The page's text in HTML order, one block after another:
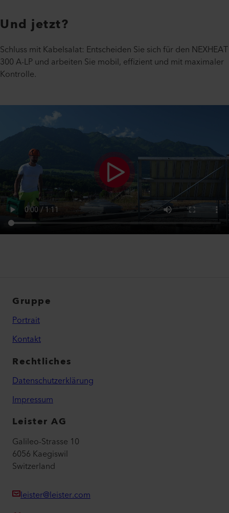
Und jetzt?
Schluss mit Kabelsalat: Entscheiden Sie sich für den NEXHEAT
300 A-LP und arbeiten Sie mobil, effizient und mit maximaler
Kontrolle.
Gruppe
Portrait
Kontakt
Rechtliches
Datenschutzerklärung
Impressum
Leister AG
Galileo-Strasse 10
6056 Kaegiswil
Switzerland
leister@leister.com